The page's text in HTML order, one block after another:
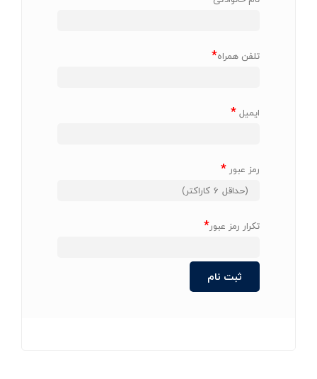
تلفن همراه*
ایمیل*
رمز عبور *
تکرار رمز عبور*